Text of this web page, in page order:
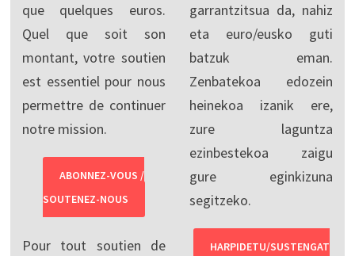
que quelques euros.
Quel que soit son
montant, votre soutien
est essentiel pour nous
permettre de continuer
notre mission.
ABONNEZ-VOUS /
SOUTENEZ-NOUS
Pour tout soutien de
garrantzitsua da, nahiz
eta euro/eusko guti
batzuk eman.
Zenbatekoa edozein
heinekoa izanik ere,
zure laguntza
ezinbestekoa zaigu
gure eginkizuna
segitzeko.
HARPIDETU/SUSTENGAT